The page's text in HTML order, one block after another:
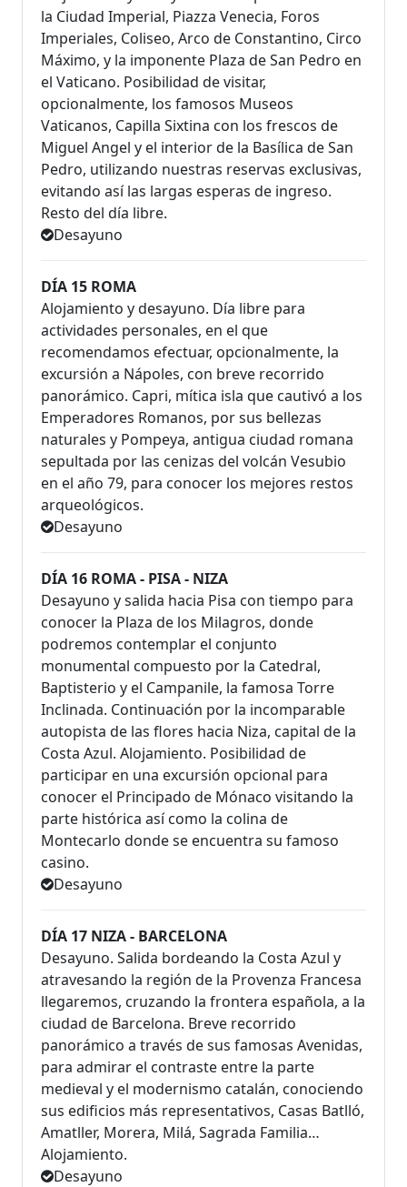
la Ciudad Imperial, Piazza Venecia, Foros
Imperiales, Coliseo, Arco de Constantino, Circo
Máximo, y la imponente Plaza de San Pedro en
el Vaticano. Posibilidad de visitar,
opcionalmente, los famosos Museos
Vaticanos, Capilla Sixtina con los frescos de
Miguel Angel y el interior de la Basílica de San
Pedro, utilizando nuestras reservas exclusivas,
evitando así las largas esperas de ingreso.
Resto del día libre.
Desayuno
DÍA 15 ROMA
Alojamiento y desayuno. Día libre para
actividades personales, en el que
recomendamos efectuar, opcionalmente, la
excursión a Nápoles, con breve recorrido
panorámico. Capri, mítica isla que cautivó a los
Emperadores Romanos, por sus bellezas
naturales y Pompeya, antigua ciudad romana
sepultada por las cenizas del volcán Vesubio
en el año 79, para conocer los mejores restos
arqueológicos.
Desayuno
DÍA 16 ROMA - PISA - NIZA
Desayuno y salida hacia Pisa con tiempo para
conocer la Plaza de los Milagros, donde
podremos contemplar el conjunto
monumental compuesto por la Catedral,
Baptisterio y el Campanile, la famosa Torre
Inclinada. Continuación por la incomparable
autopista de las flores hacia Niza, capital de la
Costa Azul. Alojamiento. Posibilidad de
participar en una excursión opcional para
conocer el Principado de Mónaco visitando la
parte histórica así como la colina de
Montecarlo donde se encuentra su famoso
casino.
Desayuno
DÍA 17 NIZA - BARCELONA
Desayuno. Salida bordeando la Costa Azul y
atravesando la región de la Provenza Francesa
llegaremos, cruzando la frontera española, a la
ciudad de Barcelona. Breve recorrido
panorámico a través de sus famosas Avenidas,
para admirar el contraste entre la parte
medieval y el modernismo catalán, conociendo
sus edificios más representativos, Casas Batlló,
Amatller, Morera, Milá, Sagrada Familia…
Alojamiento.
Desayuno